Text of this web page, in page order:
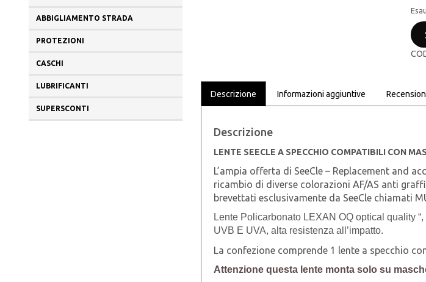
ABBIGLIAMENTO STRADA
PROTEZIONI
CASCHI
LUBRIFICANTI
SUPERSCONTI
Descrizione Informazioni aggiuntive
Descrizione
LENTE SEECLE A SPECCHIO COMPATIBILI CON
L’ampia offerta di SeeCle – Replacement and
ricambio di diverse colorazioni AF/AS anti
brevettati esclusivamente da SeeCle chiamati
Lente Policarbonato LEXAN OQ optical quality
UVB E UVA, alta resistenza all’impatto.
La confezione comprende 1 lente a specchio
Attenzione questa lente monta solo su